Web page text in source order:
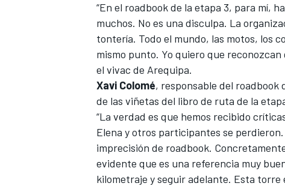
“En el roadbook de la etapa 3, para mí,
muchos. No es una disculpa. La
tontería. Todo el mundo, las motos, los
mismo punto. Yo quiero que
el vivac de Arequipa.
Xavi Colomé, responsable del roadbook
de las viñetas del libro de ruta de la
“La verdad es que hemos recibido
Elena y otros participantes se
imprecisión de roadbook.
evidente que es una referencia muy
kilometraje y seguir adelante. Esta